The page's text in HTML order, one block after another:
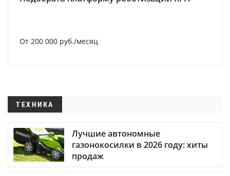
От 200 000 руб./месяц
ТЕХНИКА
Лучшие автономные
газонокосилки в 2026 году: хиты
продаж